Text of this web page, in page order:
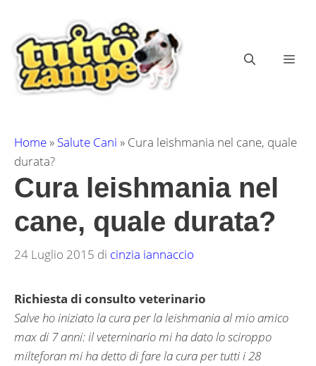
contenuto
Home» Salute Cani » Cura leishmania nel cane, quale
durata?
Cura leishmania nel
cane, quale durata?
24 Luglio 2015 di cinzia iannaccio
Richiesta di consulto veterinario
Salve ho iniziato la cura per la leishmania al mio amico
max di 7 anni: il veterninario mi ha dato lo sciroppo
milteforan mi ha detto di fare la cura per tutti i 28